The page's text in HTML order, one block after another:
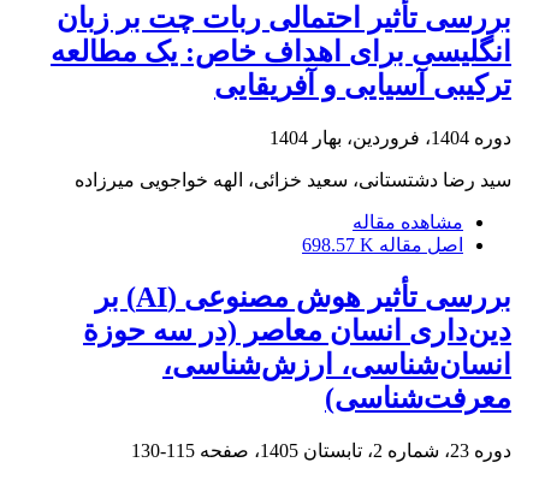
بررسی تأثیر احتمالی ربات چت بر زبان
انگلیسی برای اهداف خاص: یک مطالعه
ترکیبی آسیایی و آفریقایی
دوره 1404، فروردین، بهار 1404
سید رضا دشتستانی، سعید خزائی، الهه خواجویی میرزاده
مشاهده مقاله
اصل مقاله 698.57 K
بررسی تأثیر هوش مصنوعی (AI) بر
دین‌داری انسان معاصر (در سه حوزة
انسان‌شناسی، ارزش‌شناسی،
معرفت‌شناسی)
دوره 23، شماره 2، تابستان 1405، صفحه 115-130